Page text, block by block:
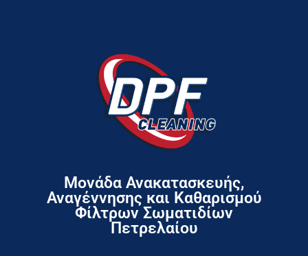
Μονάδα Ανακατασκευής,
Αναγέννησης και Καθαρισμού
Φίλτρων Σωματιδίων
Πετρελαίου